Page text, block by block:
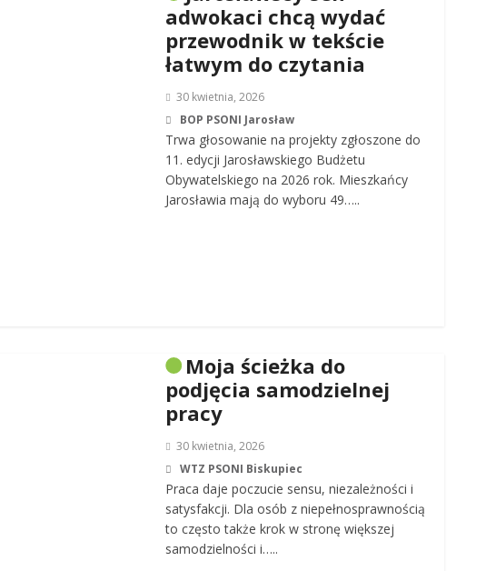
adwokaci chcą wydać
przewodnik w tekście
łatwym do czytania
30 kwietnia, 2026
BOP PSONI Jarosław
Trwa głosowanie na projekty zgłoszone do
11. edycji Jarosławskiego Budżetu
Obywatelskiego na 2026 rok. Mieszkańcy
Jarosławia mają do wyboru 49…..
Moja ścieżka do
podjęcia samodzielnej
pracy
30 kwietnia, 2026
WTZ PSONI Biskupiec
Praca daje poczucie sensu, niezależności i
satysfakcji. Dla osób z niepełnosprawnością
to często także krok w stronę większej
samodzielności i…..